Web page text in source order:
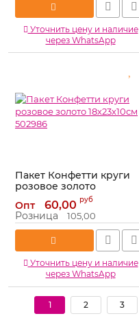
Уточнить цену и наличие
через WhatsApp
Пакет Конфетти круги
розовое золото
18х23х10см 502986
Артикул: 502986
Опт 60,00 руб
Розница 105,00
Уточнить цену и наличие
через WhatsApp
1 2 3